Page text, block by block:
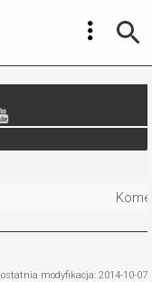
ostatnia modyfikacja: 2014-10-07